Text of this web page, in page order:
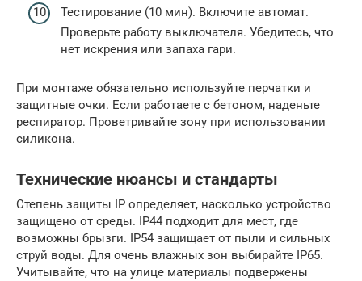
Тестирование (10 мин). Включите автомат.
Проверьте работу выключателя. Убедитесь, что
нет искрения или запаха гари.
При монтаже обязательно используйте перчатки и
защитные очки. Если работаете с бетоном, наденьте
респиратор. Проветривайте зону при использовании
силикона.
Технические нюансы и стандарты
Степень защиты IP определяет, насколько устройство
защищено от среды. IP44 подходит для мест, где
возможны брызги. IP54 защищает от пыли и сильных
струй воды. Для очень влажных зон выбирайте IP65.
Учитывайте, что на улице материалы подвержены